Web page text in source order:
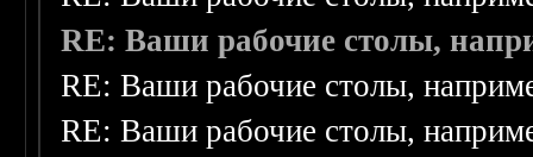
RE: Ваши рабочие столы,
RE: Ваши рабочие столы,
RE: Ваши рабочие столы,